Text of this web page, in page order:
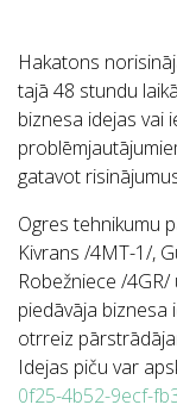
Hakatons
tajā 48 stundu
biznesa idejas vai
gatavot
Ogres tehnikumu
Kivrans /4MT-1/,
Robežniece /
piedāvāja
otrreiz
Idejas piču var
0f25-4b52-9ecf-